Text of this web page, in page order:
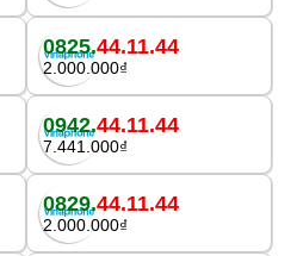
0825.44.11.44
2.000.000₫
0942.44.11.44
7.441.000₫
0829.44.11.44
2.000.000₫